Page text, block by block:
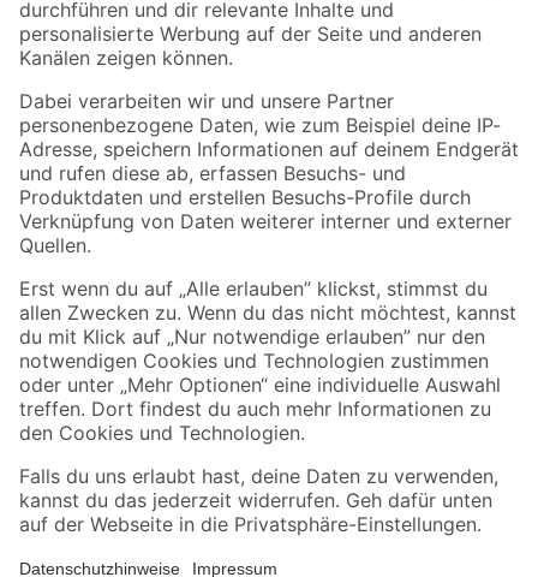
Folge uns
Zahlungsarten Versandarten
Sicher einkaufen
Jetzt die toom-App herunterladen
Alle Preisangaben in EUR inkl. gesetzl. MwSt.. Die dargestellten Angebote sind unter
Umständen nicht in allen Märkten verfügbar. Die angegebenen Verfügbarkeiten beziehen
Produkte nur solange der Vorrat reicht.